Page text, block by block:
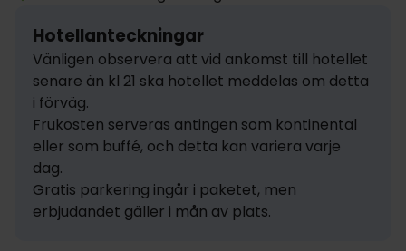
Hotellanteckningar
Vänligen observera att vid ankomst till hotellet
senare än kl 21 ska hotellet meddelas om detta
i förväg.
Frukosten serveras antingen som kontinental
eller som buffé, och detta kan variera varje
dag.
Gratis parkering ingår i paketet, men
erbjudandet gäller i mån av plats.